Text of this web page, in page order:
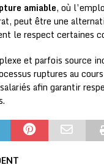
amiable, où
peut être une
le respect certaines
et parfois source
ruptures au
afin garantir